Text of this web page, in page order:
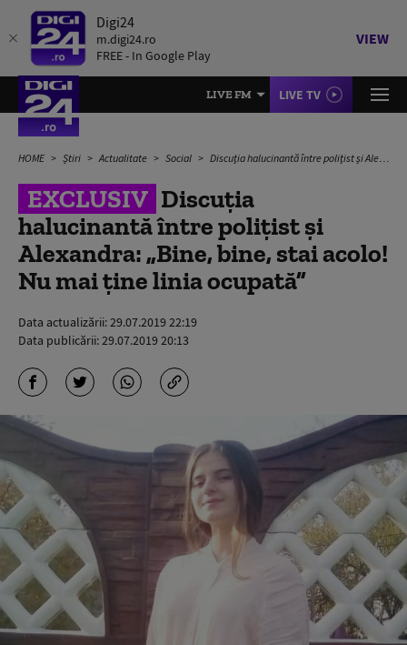
Digi24
m.digi24.ro
FREE - In Google Play
VIEW
LIVE FM LIVE TV
HOME Știri Actualitate Social Discuția halucinantă între polițist și Alexandra: „Bine, bine, stai acolo! Nu mai ține linia ocupată”
EXCLUSIV Discuția
halucinantă între polițist și
Alexandra: „Bine, bine, stai acolo!
Nu mai ține linia ocupată”
Data actualizării:29.07.2019 22:19
Data publicării:29.07.2019 20:13